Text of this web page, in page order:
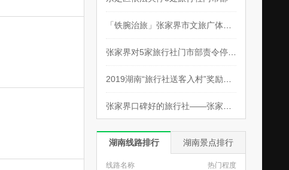
湖南线路排行 湖南景点排行
线路名称 热门程度